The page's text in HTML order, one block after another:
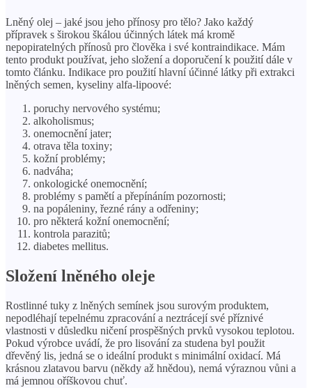
Lněný olej – jaké jsou jeho přínosy pro tělo? Jako každý
přípravek s širokou škálou účinných látek má kromě
nepopiratelných přínosů pro člověka i své kontraindikace. Mám
tento produkt používat, jeho složení a doporučení k použití dále v
tomto článku. Indikace pro použití hlavní účinné látky při extrakci
lněných semen, kyseliny alfa-lipoové:
poruchy nervového systému;
alkoholismus;
onemocnění jater;
otrava těla toxiny;
kožní problémy;
nadváha;
onkologické onemocnění;
problémy s pamětí a přepínáním pozornosti;
na popáleniny, řezné rány a odřeniny;
pro některá kožní onemocnění;
kontrola parazitů;
diabetes mellitus.
Složení lněného oleje
Rostlinné tuky z lněných semínek jsou surovým produktem,
nepodléhají tepelnému zpracování a neztrácejí své příznivé
vlastnosti v důsledku ničení prospěšných prvků vysokou teplotou.
Pokud výrobce uvádí, že pro lisování za studena byl použit
dřevěný lis, jedná se o ideální produkt s minimální oxidací. Má
krásnou zlatavou barvu (někdy až hnědou), nemá výraznou vůni a
má jemnou oříškovou chuť.